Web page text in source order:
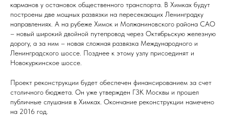
карманов у остановок общественного транспорта. В Химках будут
построены две мощных развязки на пересекающих Ленинградку
направлениях. А на рубеже Химок и Молжаниновского района САО
– новый широкий двойной путепровод через Октябрьскую железную
дорогу, а за ним – новая сложная развязка Международного и
Ленинградского шоссе. Позднее к этому узлу присоединят и
Новокуркинское шоссе.
Проект реконструкции будет обеспечен финансированием за счет
столичного бюджета. Он уже утвержден ГЗК Москвы и прошел
публичные слушания в Химках. Окончание реконструкции намечено
на 2016 год.